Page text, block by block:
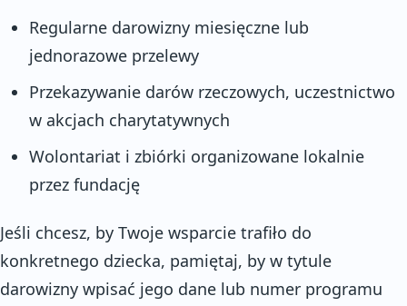
Regularne darowizny miesięczne lub
jednorazowe przelewy
Przekazywanie darów rzeczowych, uczestnictwo
w akcjach charytatywnych
Wolontariat i zbiórki organizowane lokalnie
przez fundację
Jeśli chcesz, by Twoje wsparcie trafiło do
konkretnego dziecka, pamiętaj, by w tytule
darowizny wpisać jego dane lub numer programu